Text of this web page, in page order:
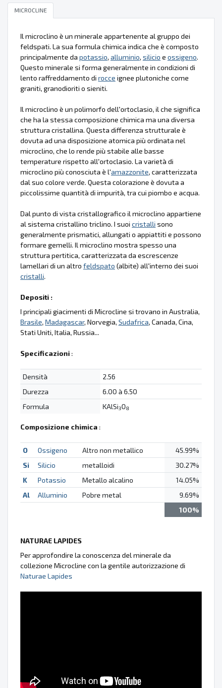
MICROCLINE
Il microclino è un minerale appartenente al gruppo dei
feldspati. La sua formula chimica indica che è composto
principalmente da potassio, alluminio, silicio e ossigeno.
Questo minerale si forma generalmente in condizioni di
lento raffreddamento di rocce ignee plutoniche come
graniti, granodioriti o sieniti.
Il microclino è un polimorfo dell'ortoclasio, il che significa
che ha la stessa composizione chimica ma una diversa
struttura cristallina. Questa differenza strutturale è
dovuta ad una disposizione atomica più ordinata nel
microclino, che lo rende più stabile alle basse
temperature rispetto all'ortoclasio. La varietà di
microclino più conosciuta è l'amazzonite, caratterizzata
dal suo colore verde. Questa colorazione è dovuta a
piccolissime quantità di impurità, tra cui piombo e acqua.
Dal punto di vista cristallografico il microclino appartiene
al sistema cristallino triclino. I suoi cristalli sono
generalmente prismatici, allungati o appiattiti e possono
formare gemelli. Il microclino mostra spesso una
struttura pertitica, caratterizzata da escrescenze
lamellari di un altro feldspato (albite) all'interno dei suoi
cristalli.
Depositi :
I principali giacimenti di Microcline si trovano in Australia,
Brasile, Madagascar, Norvegia, Sudafrica, Canada, Cina,
Stati Uniti, Italia, Russia...
Specificazioni:
Densità
2.56
Durezza
6.00 à 6.50
Formula
KAlSi3O8
Composizione chimica :
O Ossigeno Altro non metallico
45.99%
Si
Silicio metalloidi
30.27%
K
Potassio Metallo alcalino
14.05%
Al
Alluminio Pobre metal
9.69%
100%
NATURAE LAPIDES
Per approfondire la conoscenza del minerale da
collezione Microcline con la gentile autorizzazione di
Naturae Lapides